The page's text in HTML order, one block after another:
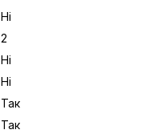
Ні
2
Ні
Ні
Так
Так